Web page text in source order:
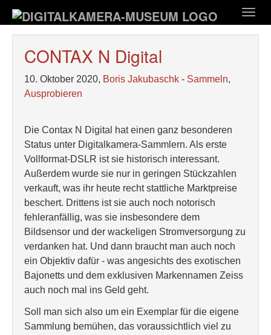
Hauptinhalt
springen
CONTAX N Digital
10. Oktober 2020, Boris Jakubaschk - Sammeln,
Ausprobieren
Die Contax N Digital hat einen ganz besonderen
Status unter Digitalkamera-Sammlern. Als erste
Vollformat-DSLR ist sie historisch interessant.
Außerdem wurde sie nur in geringen Stückzahlen
verkauft, was ihr heute recht stattliche Marktpreise
beschert. Drittens ist sie auch noch notorisch
fehleranfällig, was sie insbesondere dem
Bildsensor und der wackeligen Stromversorgung zu
verdanken hat. Und dann braucht man auch noch
ein Objektiv dafür - was angesichts des exotischen
Bajonetts und dem exklusiven Markennamen Zeiss
auch noch mal ins Geld geht.
Soll man sich also um ein Exemplar für die eigene
Sammlung bemühen, das voraussichtlich viel zu